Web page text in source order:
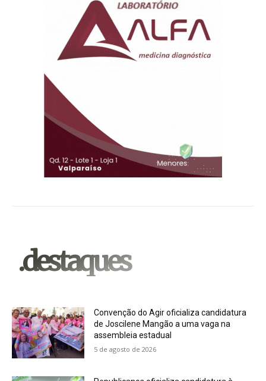
.destaques
Convenção do Agir oficializa candidatura
de Joscilene Mangão a uma vaga na
assembleia estadual
5 de agosto de 2026